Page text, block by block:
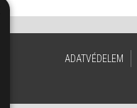
ADATVÉDELEM